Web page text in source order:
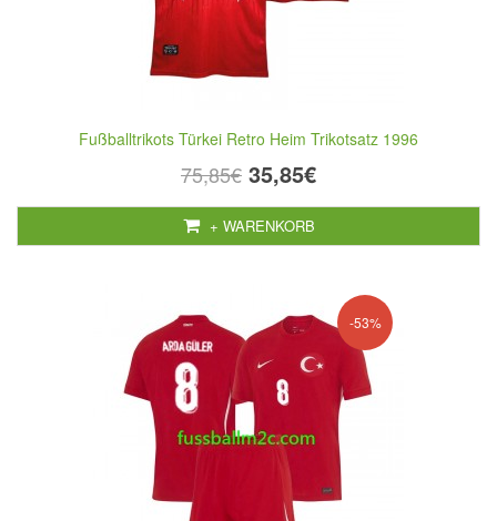
Fußballtrikots Türkei Retro Heim Trikotsatz 1996
75,85€ 35,85€
+ WARENKORB
-53%